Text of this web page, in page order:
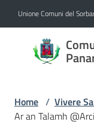
Unione Comuni del
Comune
di San
sul
Panaro
Home / Vivere
Ar an Talamh